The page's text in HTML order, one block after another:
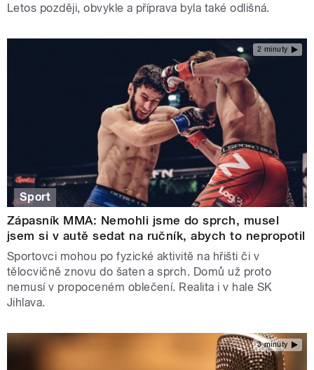
Letos později, obvykle a příprava byla také odlišná.
2 minuty
Sport
Zápasník MMA: Nemohli jsme do sprch, musel
jsem si v autě sedat na ručník, abych to nepropotil
Sportovci mohou po fyzické aktivitě na hřišti či v
tělocvičně znovu do šaten a sprch. Domů už proto
nemusí v propoceném oblečení. Realita i v hale SK
Jihlava.
3 minuty